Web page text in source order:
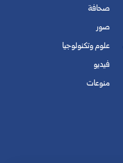
صحافة
صور
علوم وتكنولوجيا
فيديو
منوعات